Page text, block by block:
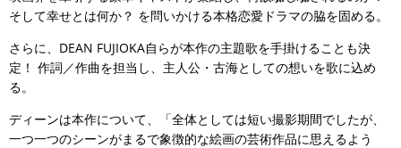
そして幸せとは何か？ を問いかける本格恋愛ドラマの脇を固める。
さらに、DEAN FUJIOKA自らが本作の主題歌を手掛けることも決
定！ 作詞／作曲を担当し、主人公・古海としての想いを歌に込め
る。
ディーンは本作について、「全体としては短い撮影期間でしたが、
一つ一つのシーンがまるで象徴的な絵画の芸術作品に思えるよう